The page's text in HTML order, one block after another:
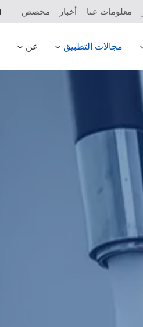
معلومات عنا أخبار مخصص
مجالات التطبيق عن